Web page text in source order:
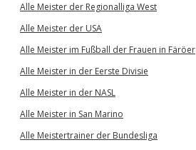
Alle Meister der Regionalliga West
Alle Meister der USA
Alle Meister im Fußball der Frauen in Färöer
Alle Meister in der Eerste Divisie
Alle Meister in der NASL
Alle Meister in San Marino
Alle Meistertrainer der Bundesliga